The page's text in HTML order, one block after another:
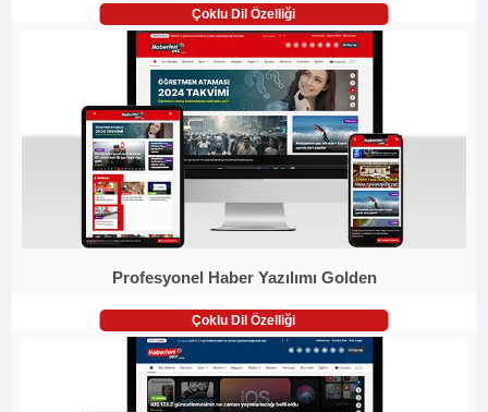
Çoklu Dil Özelliği
Profesyonel Haber Yazılımı Golden
Çoklu Dil Özelliği